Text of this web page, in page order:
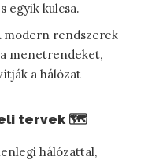
egyik kulcsa.
modern rendszerek
menetrendeket,
a hálózat
tervek 🗺️
hálózattal,